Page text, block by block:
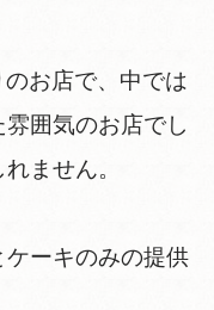
お店で、中では
囲気のお店でし
ません。
ーキのみの提供